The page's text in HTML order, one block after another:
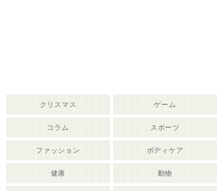
クリスマス ゲーム
コラム スポーツ
ファッション ボディケア
健康 動物